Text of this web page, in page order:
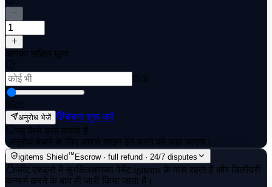
आपका लक्षित मूल्य
INR
0500
अनुरोध भेजें
बेचना शुरू करें
यह कैसे काम करता है
·अनुरोध भेजने के लिए आपसे साइन इन करने को कहा जाएगा।
igitems Shield™ Escrow · full refund · 24/7 disputes
पेमेंट एस्क्रो में सुरक्षितआपका पेमेंट igitems के पास रहता है और डिलीवरी
कन्फर्म करने के बाद ही जारी किया जाता है।